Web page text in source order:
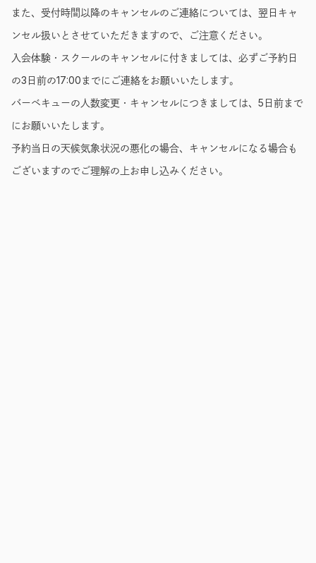
また、受付時間以降のキャンセルのご連絡については、翌日キャ
ンセル扱いとさせていただきますので、ご注意ください。
入会体験・スクールのキャンセルに付きましては、必ずご予約日
の3日前の17:00までにご連絡をお願いいたします。
バーベキューの人数変更・キャンセルにつきましては、5日前まで
にお願いいたします。
予約当日の天候気象状況の悪化の場合、キャンセルになる場合も
ございますのでご理解の上お申し込みください。